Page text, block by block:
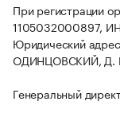
При регистрации
1105032000897,
Юридический
ОДИНЦОВСКИЙ, Д.
Генеральный